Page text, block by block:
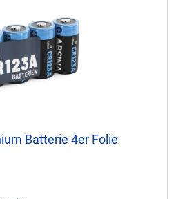
Batterie 4er Folie